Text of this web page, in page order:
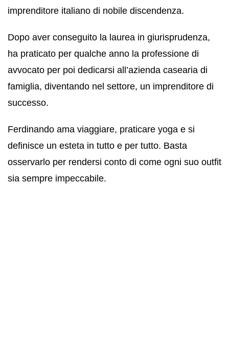
imprenditore italiano di nobile discendenza.
Dopo aver conseguito la laurea in giurisprudenza,
ha praticato per qualche anno la professione di
avvocato per poi dedicarsi all’azienda casearia di
famiglia, diventando nel settore, un imprenditore di
successo.
Ferdinando ama viaggiare, praticare yoga e si
definisce un esteta in tutto e per tutto. Basta
osservarlo per rendersi conto di come ogni suo outfit
sia sempre impeccabile.